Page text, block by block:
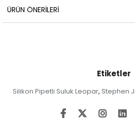
ÜRÜN ÖNERILERI
Etiketler
Silikon Pipetli Suluk Leopar, Stephen